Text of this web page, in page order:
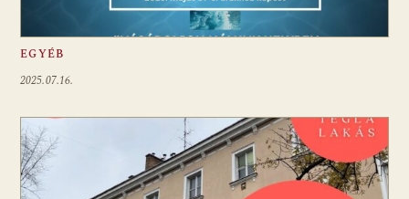
EGYÉB
2025.07.16.